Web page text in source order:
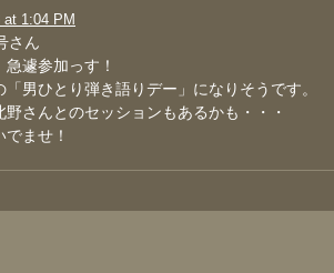
at 1:04 PM
さん
遽参加っす！
男ひとり弾き語りデー」になりそうです。
野さんとのセッションもあるかも・・・
ませ！